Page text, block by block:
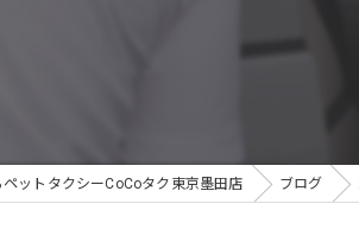
ットタクシーCoCoタク東京墨田店 ブログ